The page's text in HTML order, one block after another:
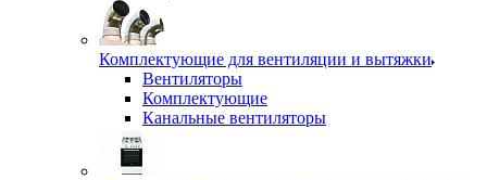
Комплектующие для вентиляции и вытяжки
Вентиляторы
Комплектующие
Канальные вентиляторы